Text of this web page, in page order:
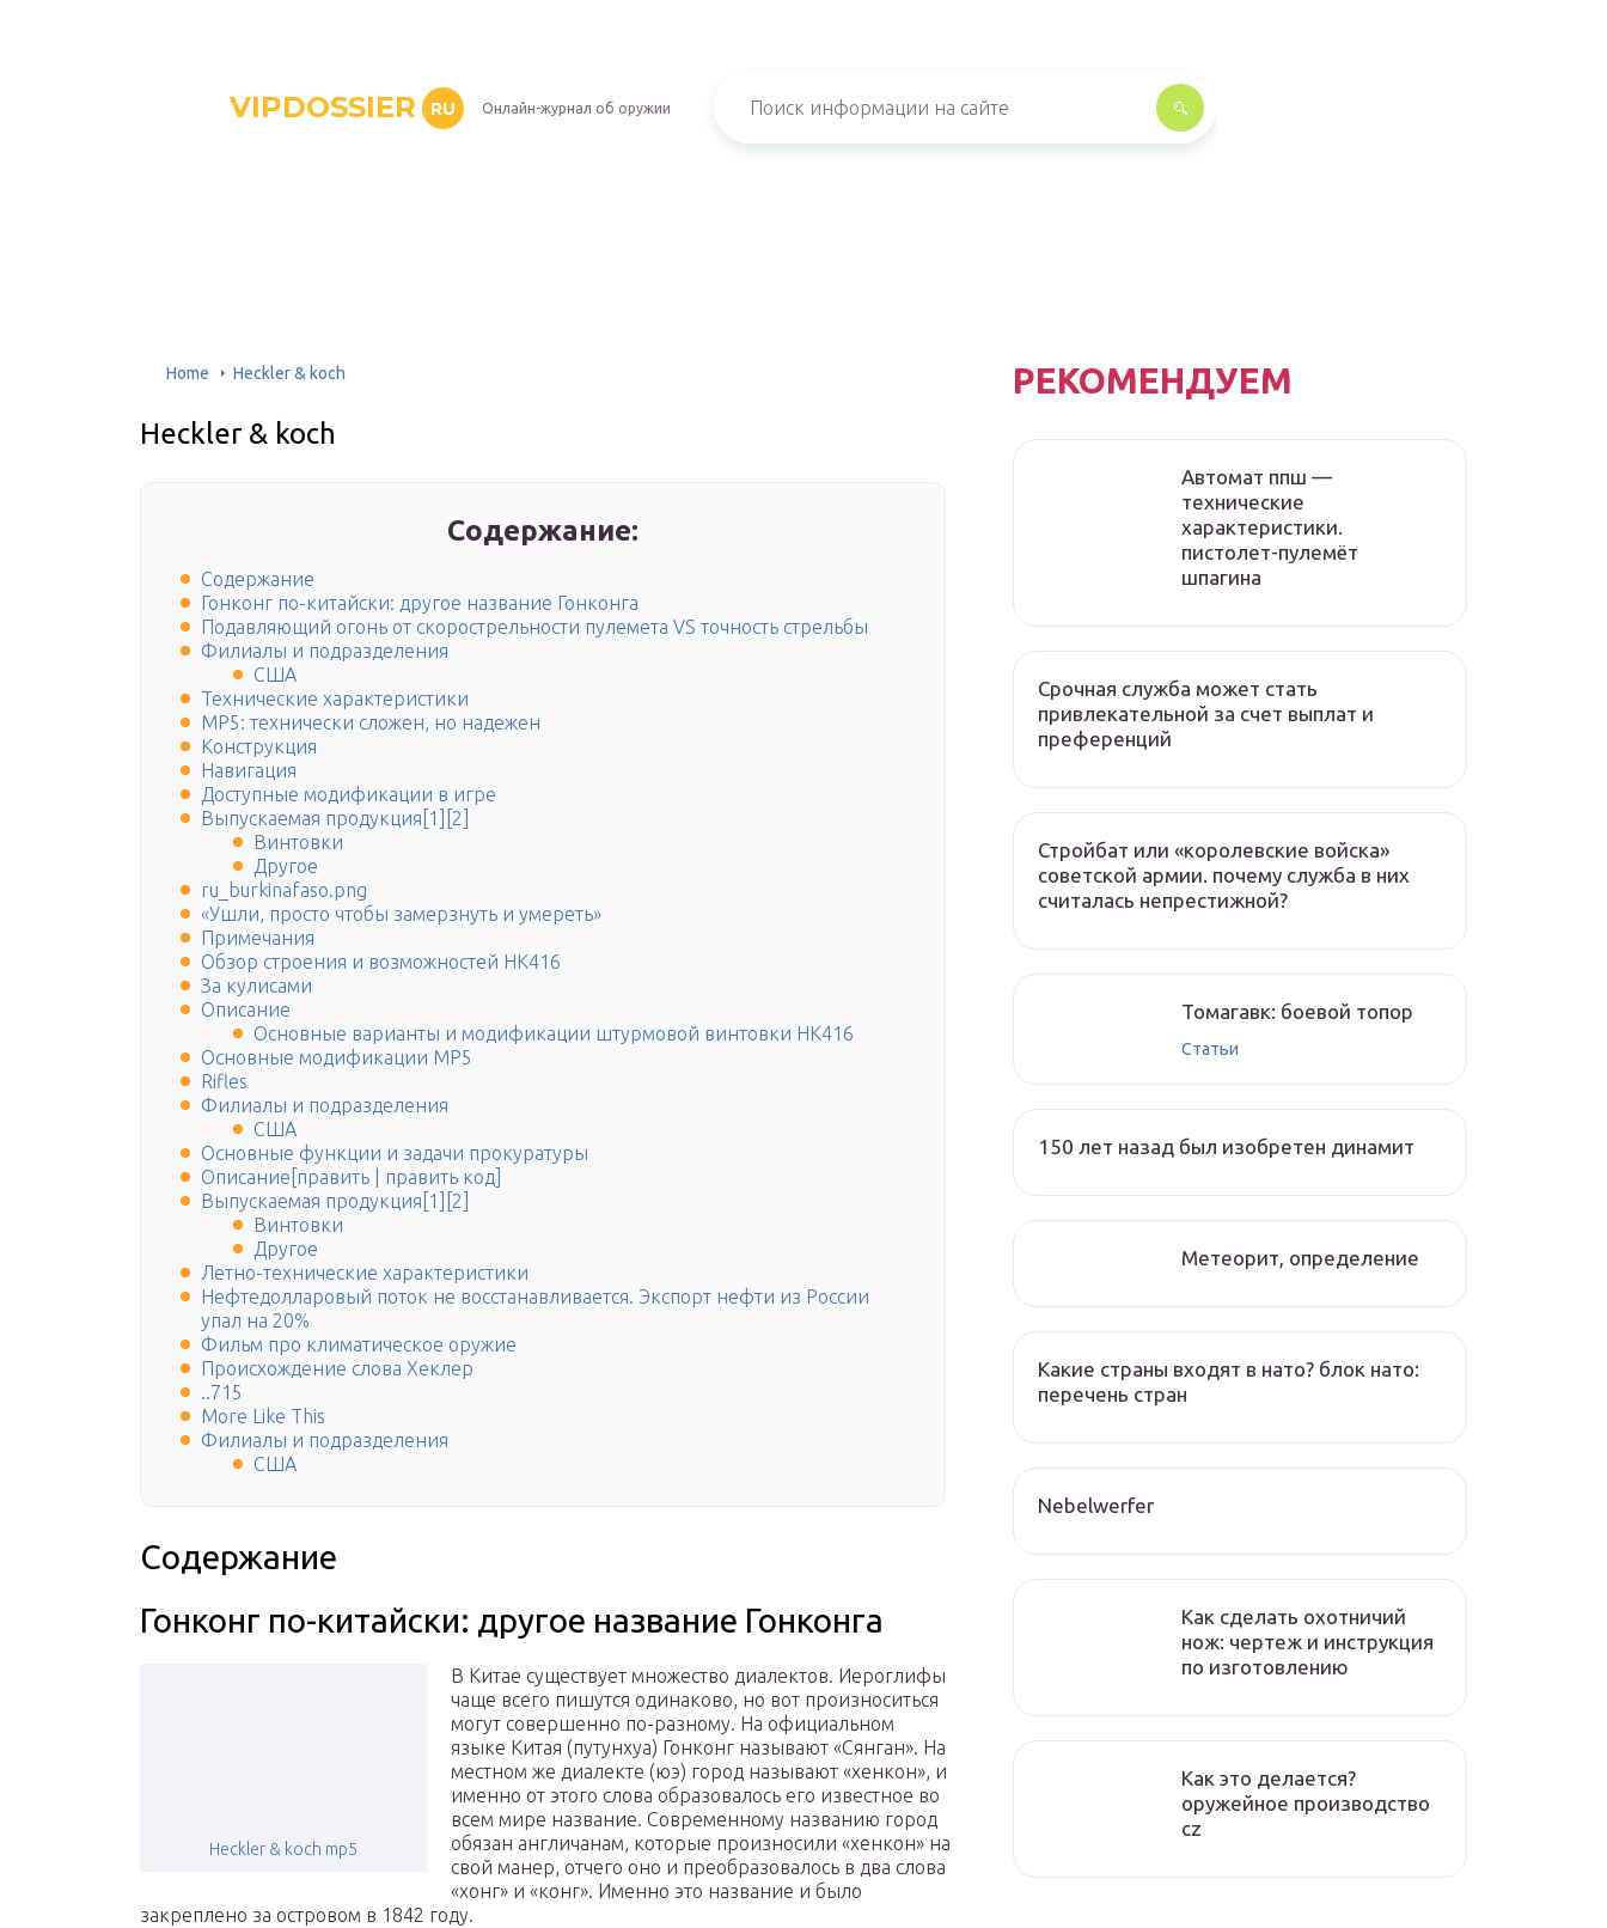
VIPDOSSIER RU Онлайн-журнал об оружии
Home Heckler & koch
Heckler & koch
Содержание:
Содержание
Гонконг по-китайски: другое название Гонконга
Подавляющий огонь от скорострельности пулемета VS точность стрельбы
Филиалы и подразделения
США
Технические характеристики
МР5: технически сложен, но надежен
Конструкция
Навигация
Доступные модификации в игре
Выпускаемая продукция[1][2]
Винтовки
Другое
ru_burkinafaso.png
«Ушли, просто чтобы замерзнуть и умереть»
Примечания
Обзор строения и возможностей HK416
За кулисами
Описание
Основные варианты и модификации штурмовой винтовки HK416
Основные модификации MP5
Rifles
Филиалы и подразделения
США
Основные функции и задачи прокуратуры
Описание[править | править код]
Выпускаемая продукция[1][2]
Винтовки
Другое
Летно-технические характеристики
Нефтедолларовый поток не восстанавливается. Экспорт нефти из России
упал на 20%
Фильм про климатическое оружие
Происхождение слова Хеклер
..715
More Like This
Филиалы и подразделения
США
Содержание
Гонконг по-китайски: другое название Гонконга
Heckler & koch mp5
В Китае существует множество диалектов. Иероглифы
чаще всего пишутся одинаково, но вот произноситься
могут совершенно по-разному. На официальном
языке Китая (путунхуа) Гонконг называют «Сянган». На
местном же диалекте (юэ) город называют «хенкон», и
именно от этого слова образовалось его известное во
всем мире название. Современному названию город
обязан англичанам, которые произносили «хенкон» на
свой манер, отчего оно и преобразовалось в два слова
«хонг» и «конг». Именно это название и было
закреплено за островом в 1842 году.
РЕКОМЕНДУЕМ
Автомат ппш —
технические
характеристики.
пистолет-пулемёт
шпагина
Срочная служба может стать
привлекательной за счет выплат и
преференций
Стройбат или «королевские войска»
советской армии. почему служба в них
считалась непрестижной?
Томагавк: боевой топор
Статьи
150 лет назад был изобретен динамит
Метеорит, определение
Какие страны входят в нато? блок нато:
перечень стран
Nebelwerfer
Как сделать охотничий
нож: чертеж и инструкция
по изготовлению
Как это делается?
оружейное производство
cz